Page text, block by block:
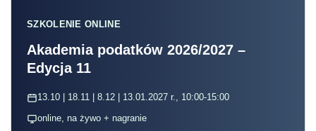
SZKOLENIE ONLINE
Akademia podatków 2026/2027 –
Edycja 11
13.10 | 18.11 | 8.12 | 13.01.2027 r., 10:00-15:00
online, na żywo + nagranie